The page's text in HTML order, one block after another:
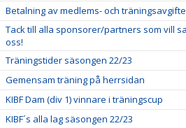
Betalning av medlems- och
Tack till alla sponsorer/partners som vill
oss!
Träningstider säsongen 22/23
Gemensam träning på herrsidan
KIBF Dam (div 1) vinnare i träningscup
KIBF´s alla lag säsongen 22/23